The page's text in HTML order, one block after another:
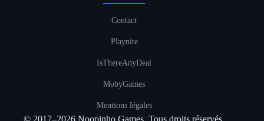
Contact
Playnite
IsThereAnyDeal
MobyGames
Mentions légales
© 2017–2026 Noopinho Games. Tous droits réservés.